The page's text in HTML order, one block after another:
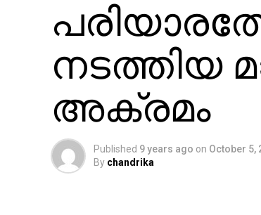
നടത്തിയ
അക്രമം
Published 9 years ago on October 5,
By chandrika